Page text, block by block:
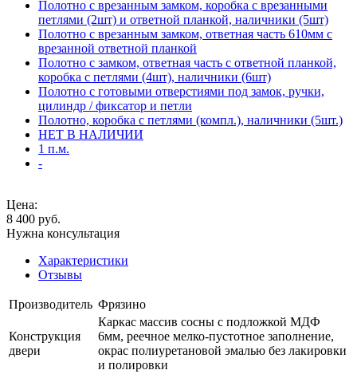
Полотно с врезанным замком, коробка с врезанными
петлями (2шт) и ответной планкой, наличники (5шт)
Полотно с врезанным замком, ответная часть 610мм с
врезанной ответной планкой
Полотно с замком, ответная часть с ответной планкой,
коробка с петлями (4шт), наличники (6шт)
Полотно с готовыми отверстиями под замок, ручки,
цилиндр / фиксатор и петли
Полотно, коробка с петлями (компл.), наличники (5шт.)
НЕТ В НАЛИЧИИ
1 п.м.
-
Цена:
8 400 руб.
Нужна консультация
Характеристики
Отзывы
Производитель Фрязино
Конструкция
двери
Каркас массив сосны с подложкой МДФ
6мм, реечное мелко-пустотное заполнение,
окрас полиуретановой эмалью без лакировки
и полировки